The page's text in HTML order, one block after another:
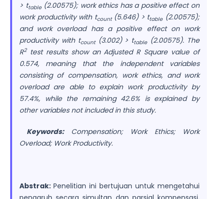
> ttable(2.00575); work ethics has a positive effect on
work productivity with tcount(5.646) > ttable (2.00575);
and work overload has a positive effect on work
productivity with tcount(3.002) > ttable (2.00575). The
R2test results show an Adjusted R Square value of
0.574, meaning that the independent variables
consisting of compensation, work ethics, and work
overload are able to explain work productivity by
57.4%, while the remaining 42.6% is explained by
other variables not included in this study.
Keywords:Compensation; Work Ethics; Work
Overload; Work Productivity.
Abstrak: Penelitian ini bertujuan untuk mengetahui